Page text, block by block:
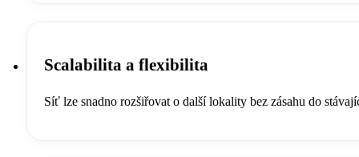
Scalabilita a flexibilita
Síť lze snadno rozšiřovat o další lokality bez zásahu do